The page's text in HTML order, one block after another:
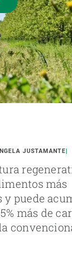
JUSTAMANTE
más
y puede
más de